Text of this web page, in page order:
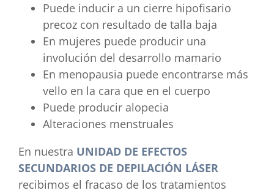
Puede inducir a un cierre hipofisario
precoz con resultado de talla baja
En mujeres puede producir una
involución del desarrollo mamario
En menopausia puede encontrarse más
vello en la cara que en el cuerpo
Puede producir alopecia
Alteraciones menstruales
En nuestra UNIDAD DE EFECTOS
SECUNDARIOS DE DEPILACIÓN LÁSER
recibimos el fracaso de los tratamientos